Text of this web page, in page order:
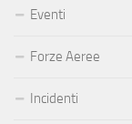
Eventi
Forze Aeree
Incidenti